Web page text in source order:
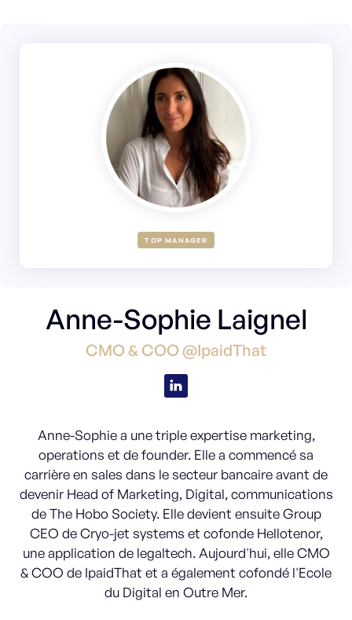
TOP MANAGER
Anne-Sophie Laignel
CMO & COO @IpaidThat
Anne-Sophie a une triple expertise marketing,
operations et de founder. Elle a commencé sa
carrière en sales dans le secteur bancaire avant de
devenir Head of Marketing, Digital, communications
de The Hobo Society. Elle devient ensuite Group
CEO de Cryo-jet systems et cofonde Hellotenor,
une application de legaltech. Aujourd'hui, elle CMO
& COO de IpaidThat et a également cofondé l'Ecole
du Digital en Outre Mer.